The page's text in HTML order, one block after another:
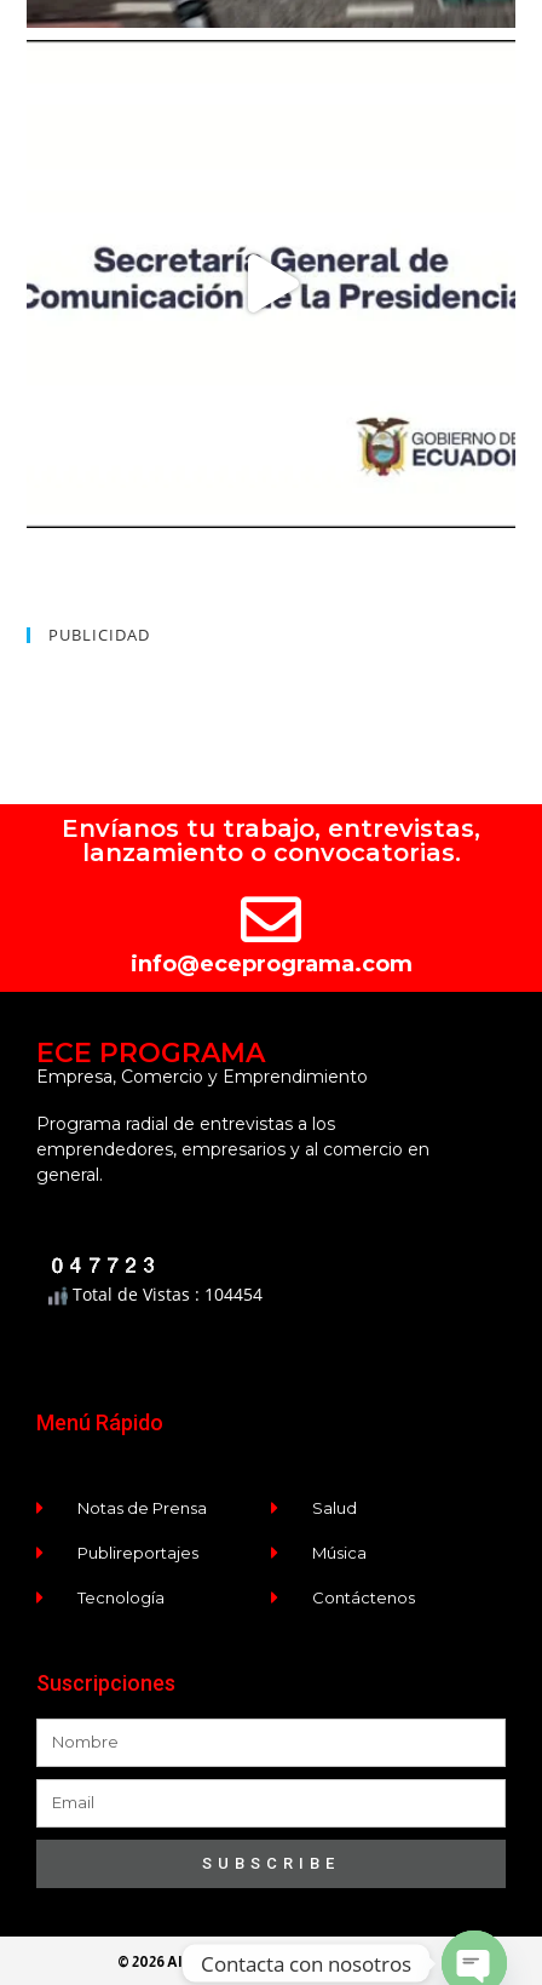
PUBLICIDAD
Envíanos tu trabajo, entrevistas,
lanzamiento o convocatorias.
info@eceprograma.com
ECE PROGRAMA
Empresa, Comercio y Emprendimiento
Programa radial de entrevistas a los
emprendedores, empresarios y al comercio en
general.
Total de Vistas : 104454
Menú Rápido
Notas de Prensa
Publireportajes
Tecnología
Salud
Música
Contáctenos
Suscripciones
SUBSCRIBE
© 2026 All Rights Reserved​ - Ece Programa
Contacta con nosotros